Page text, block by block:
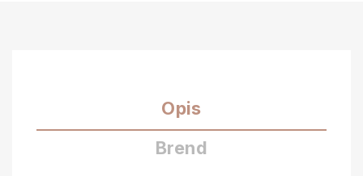
Opis
Brend